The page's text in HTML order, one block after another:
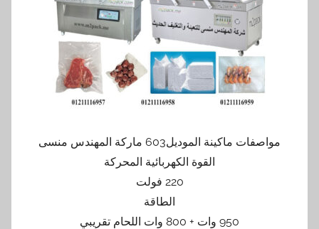
مواصفات ماكينة الموديل603 ماركة المهندس منسى
القوة الكهربائية المحركة
220 فولت
الطاقة
950 وات + 800 وات اللحام تقريبي